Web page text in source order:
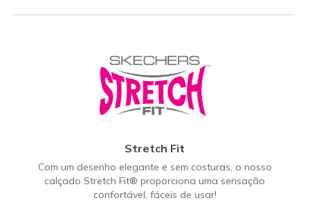
Stretch Fit
Com um desenho elegante e sem costuras, o nosso
calçado Stretch Fit® proporciona uma sensação
confortável, fáceis de usar!